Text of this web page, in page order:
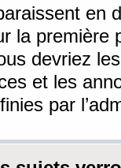
en
la première
devriez
et les
par